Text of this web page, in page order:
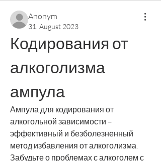
Anonym
31. August 2023
Кодирования от
алкоголизма
ампула
Ампула для кодирования от
алкогольной зависимости –
эффективный и безболезненный
метод избавления от алкоголизма.
Забудьте о проблемах с алкоголем с